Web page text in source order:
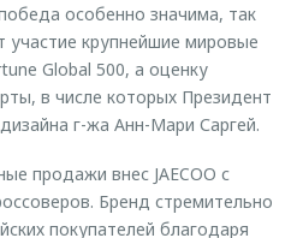
особенно значима, так
участие крупнейшие мировые
Global 500, а оценку
в числе которых Президент
г-жа Анн-Мари Саргей.
продажи внес JAECOO с
Бренд стремительно
покупателей благодаря